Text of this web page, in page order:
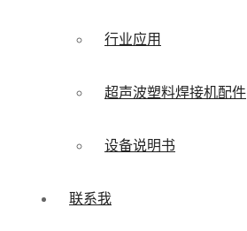
行业应用
超声波塑料焊接机配件
设备说明书
联系我